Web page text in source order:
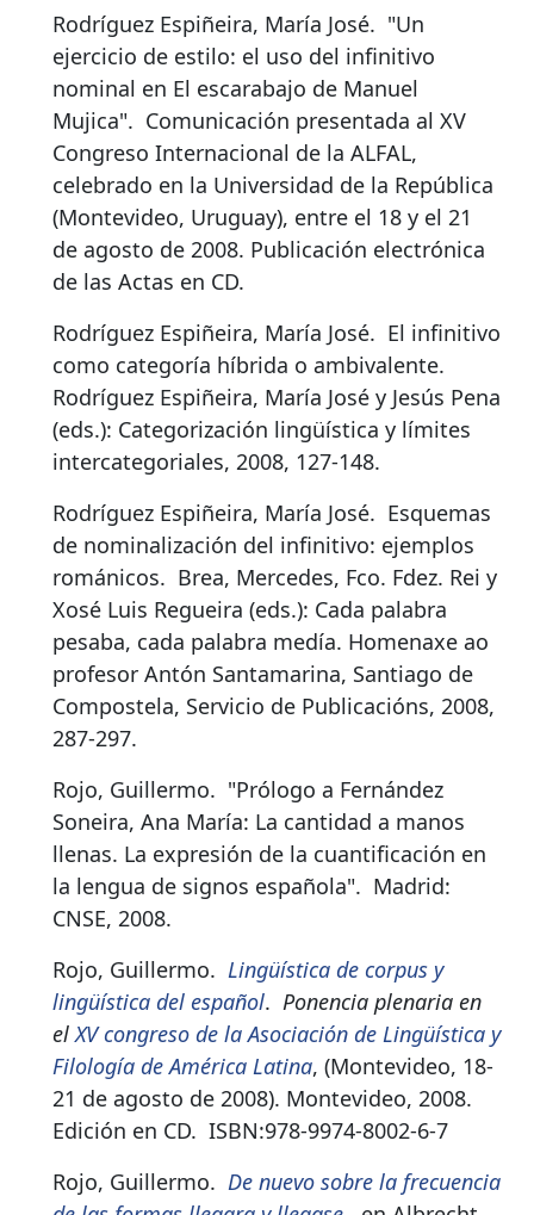
Rodríguez Espiñeira, María José. "Un
ejercicio de estilo: el uso del infinitivo
nominal en El escarabajo de Manuel
Mujica". Comunicación presentada al XV
Congreso Internacional de la ALFAL,
celebrado en la Universidad de la República
(Montevideo, Uruguay), entre el 18 y el 21
de agosto de 2008. Publicación electrónica
de las Actas en CD.
Rodríguez Espiñeira, María José. El infinitivo
como categoría híbrida o ambivalente.
Rodríguez Espiñeira, María José y Jesús Pena
(eds.): Categorización lingüística y límites
intercategoriales, 2008, 127-148.
Rodríguez Espiñeira, María José. Esquemas
de nominalización del infinitivo: ejemplos
románicos. Brea, Mercedes, Fco. Fdez. Rei y
Xosé Luis Regueira (eds.): Cada palabra
pesaba, cada palabra medía. Homenaxe ao
profesor Antón Santamarina, Santiago de
Compostela, Servicio de Publicacións, 2008,
287-297.
Rojo, Guillermo. "Prólogo a Fernández
Soneira, Ana María: La cantidad a manos
llenas. La expresión de la cuantificación en
la lengua de signos española". Madrid:
CNSE, 2008.
Rojo, Guillermo. Lingüística de corpus y
lingüística del español. Ponencia plenaria en
elXV congreso de la Asociación de Lingüística y
Filología de América Latina, (Montevideo, 18-
21 de agosto de 2008). Montevideo, 2008.
Edición en CD. ISBN:978-9974-8002-6-7
Rojo, Guillermo. De nuevo sobre la frecuencia